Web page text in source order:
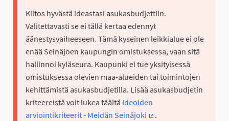
Kiitos hyvästä ideastasi asukasbudjettiin.
Valitettavasti se ei tällä kertaa edennyt
äänestysvaiheeseen. Tämä kyseinen leikkialue ei ole
enää Seinäjoen kaupungin omistuksessa, vaan sitä
hallinnoi kyläseura. Kaupunki ei tue yksityisessä
omistuksessa olevien maa-alueiden tai toimintojen
kehittämistä asukasbudjetilla. Lisää asukasbudjetin
kriteereistä voit lukea täältä Ideoiden
arviointikriteerit - Meidän Seinäjoki
.